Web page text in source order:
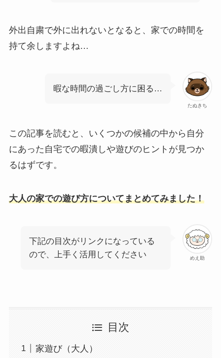
外出自粛で外に出れないとなると、家での時間を
持て余しますよね…
たぬきち
暇な時間の過ごし方に困る…
この記事を読むと、いくつかの候補の中から自分
にあった自宅での暇潰しや遊びのヒントが見つか
るはずです。
大人の家での遊び方についてまとめてみました！
めえ助
下記の目次がリンクになっている
ので、上手く活用してください
目次
家遊び（大人）